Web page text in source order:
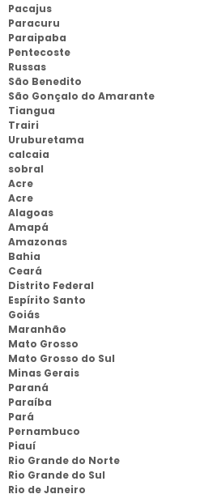
Pacajus
Paracuru
Paraipaba
Pentecoste
Russas
São Benedito
São Gonçalo do Amarante
Tiangua
Trairi
Uruburetama
calcaia
sobral
Acre
Acre
Alagoas
Amapá
Amazonas
Bahia
Ceará
Distrito Federal
Espírito Santo
Goiás
Maranhão
Mato Grosso
Mato Grosso do Sul
Minas Gerais
Paraná
Paraíba
Pará
Pernambuco
Piauí
Rio Grande do Norte
Rio Grande do Sul
Rio de Janeiro